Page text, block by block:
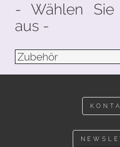
- Wählen Sie
aus -